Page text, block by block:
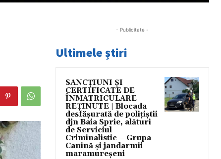
- Publicitate -
Ultimele știri
SANCȚIUNI ȘI
CERTIFICATE DE
ÎNMATRICULARE
REȚINUTE | Blocada
desfășurată de polițiștii
djn Baia Sprie, alături
de Serviciul
Criminalistic – Grupa
Canină și jandarmii
maramureșeni